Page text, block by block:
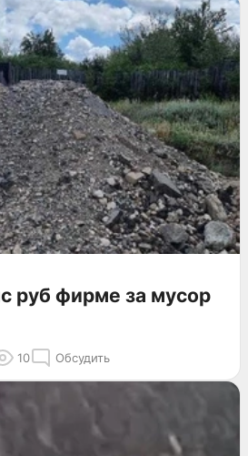
руб фирме за мусор
10 Обсудить